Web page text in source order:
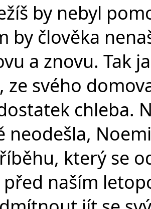
by nebyl
by člověka
a znovu. Tak
ze svého
chleba.
neodešla,
který se
naším